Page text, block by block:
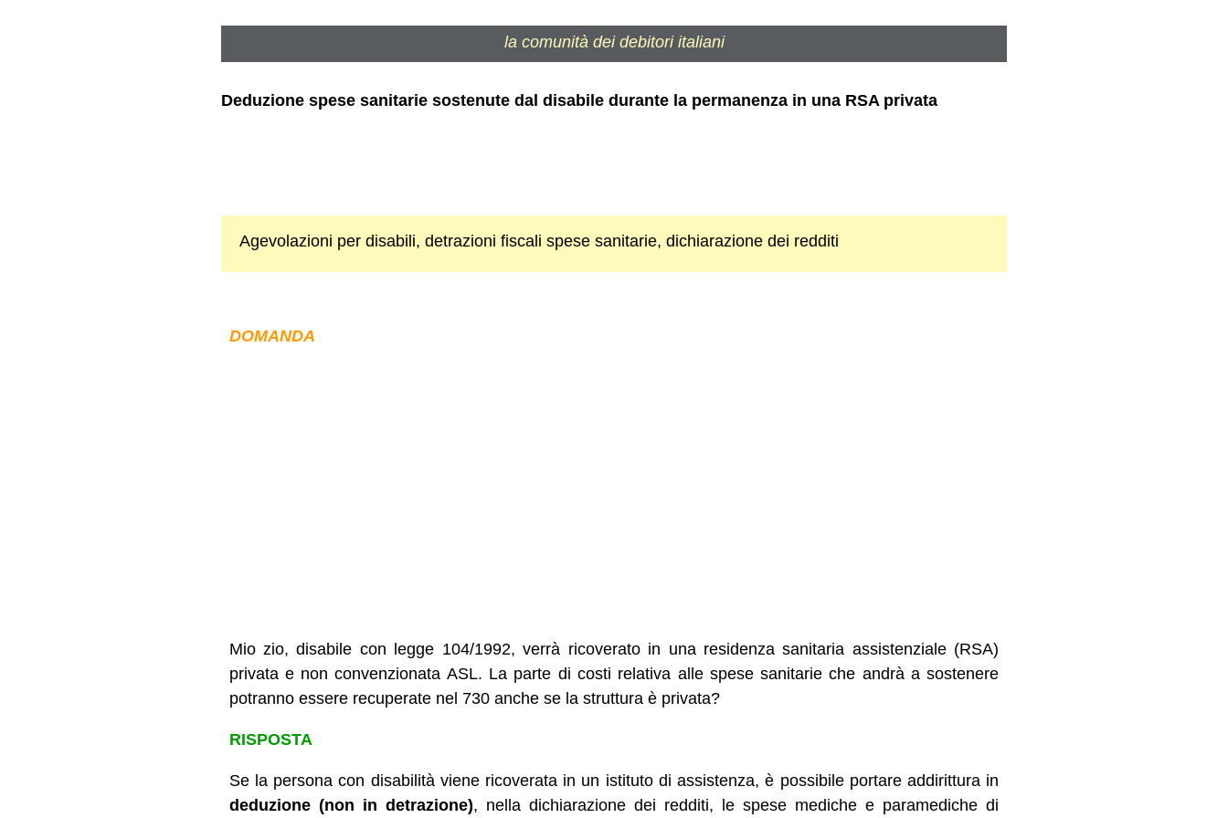
la comunità dei debitori italiani
Deduzione spese sanitarie sostenute dal disabile durante la permanenza in una RSA privata
Agevolazioni per disabili, detrazioni fiscali spese sanitarie, dichiarazione dei redditi
DOMANDA
Mio zio, disabile con legge 104/1992, verrà ricoverato in una residenza sanitaria assistenziale (RSA)
privata e non convenzionata ASL. La parte di costi relativa alle spese sanitarie che andrà a sostenere
potranno essere recuperate nel 730 anche se la struttura è privata?
RISPOSTA
Se la persona con disabilità viene ricoverata in un istituto di assistenza, è possibile portare addirittura in
deduzione (non in detrazione), nella dichiarazione dei redditi, le spese mediche e paramediche di